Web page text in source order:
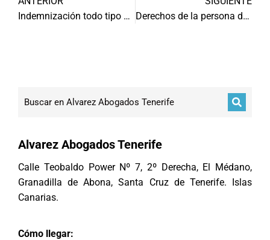
Indemnización todo tipo de seguros
Derechos de la persona detenida
Alvarez Abogados Tenerife
Calle Teobaldo Power Nº 7, 2º Derecha, El Médano,
Granadilla de Abona, Santa Cruz de Tenerife. Islas
Canarias.
Cómo llegar: